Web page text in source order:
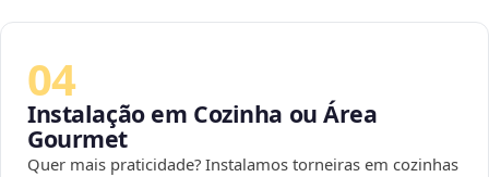
04
Instalação em Cozinha ou Área
Gourmet
Quer mais praticidade? Instalamos torneiras em cozinhas